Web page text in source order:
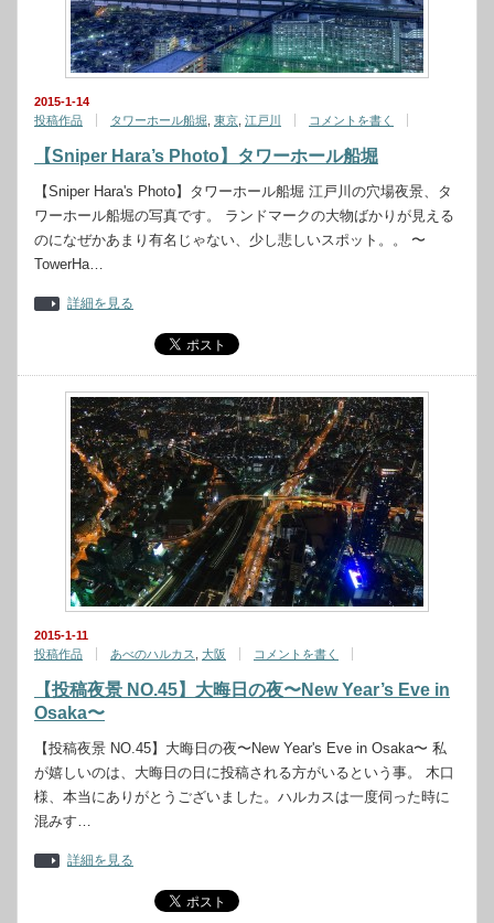
2015-1-14
投稿作品
タワーホール船堀 東京 江戸川 コメントを書く
【Sniper Hara’s Photo】タワーホール船堀
【Sniper Hara's Photo】タワーホール船堀 江戸川の穴場夜景、タ
ワーホール船堀の写真です。 ランドマークの大物ばかりが見える
のになぜかあまり有名じゃない、少し悲しいスポット。。 〜
TowerHa…
詳細を見る
2015-1-11
投稿作品
あべのハルカス 大阪 コメントを書く
【投稿夜景 NO.45】大晦日の夜〜New Year’s Eve in
Osaka〜
【投稿夜景 NO.45】大晦日の夜〜New Year's Eve in Osaka〜 私
が嬉しいのは、大晦日の日に投稿される方がいるという事。 木口
様、本当にありがとうございました。ハルカスは一度伺った時に
混みす…
詳細を見る